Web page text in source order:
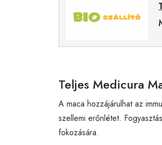
Teljes Medicura
A maca hozzájárulhat az
szellemi erőnlétet.
fokozására.